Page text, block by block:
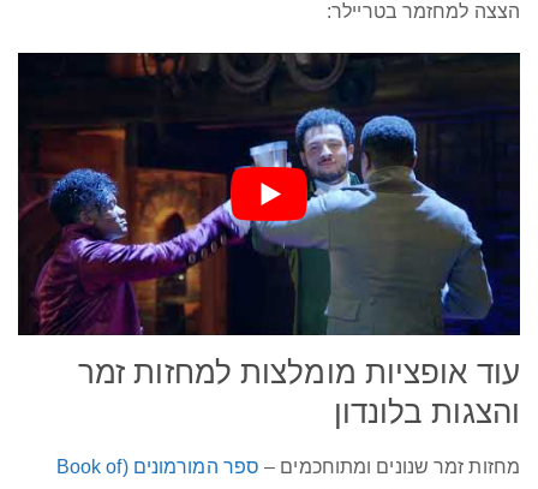
הצצה למחזמר בטריילר:
עוד אופציות מומלצות למחזות זמר
והצגות בלונדון
מחזות זמר שנונים ומתוחכמים –
ספר המורמונים (Book of